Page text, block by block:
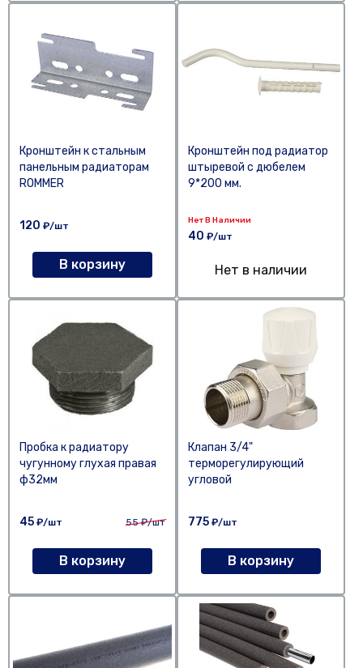
Кронштейн к стальным
панельным радиаторам
ROMMER
120 ₽/шт
В корзину
Кронштейн под радиатор
штыревой с дюбелем
9*200 мм.
Нет В Наличии
40 ₽/шт
Нет в наличии
Пробка к радиатору
чугунному глухая правая
ф32мм
45 ₽/шт 55₽/шт
В корзину
Клапан 3/4"
терморегулирующий
угловой
775 ₽/шт
В корзину